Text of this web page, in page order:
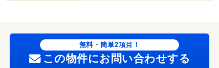
他）まで１００９ｍ／菊陽原水郵便局（郵便局）まで１１
９９ｍ／ローソン（コンビニ）まで１４９９ｍ/賃貸戸
数:15戸
無料・簡単2項目！
この物件にお問い合わせする